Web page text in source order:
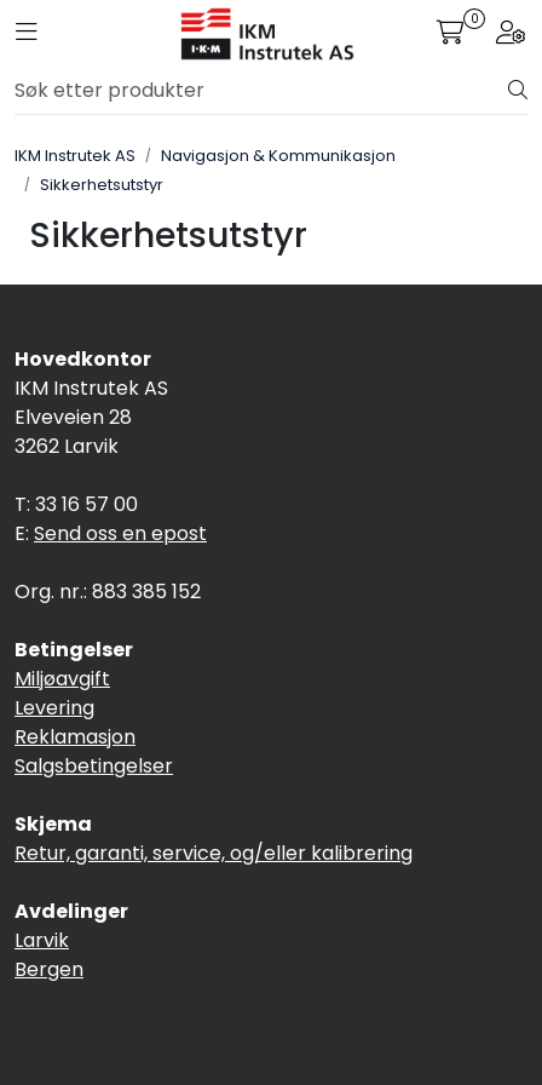
Skip to main content
Toggle navigation 0
IKM Instrutek AS
Navigasjon & Kommunikasjon
Sikkerhetsutstyr
Sikkerhetsutstyr
Hovedkontor
IKM Instrutek AS
Elveveien 28
3262 Larvik
T: 33 16 57 00
E: Send oss en epost
Org. nr.: 883 385 152
Betingelser
Miljøavgift
Levering
Reklamasjon
Salgsbetingelser
Skjema
Retur, garanti, service, og/eller kalibrering
Avdelinger
Larvik
Bergen
Løsningssenter
Elektro
Elektronikk
Frekvensomformere
Miljø og sikkerhet
Kalibratorer
Navigasjon & Kommunikasjon
Maskinvern & Instrumentering
Tilbehør
Kampanjer
Outlet